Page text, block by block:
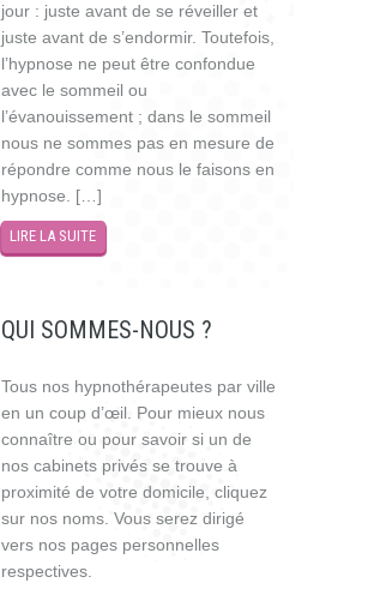
jour : juste avant de se réveiller et
juste avant de s’endormir. Toutefois,
l’hypnose ne peut être confondue
avec le sommeil ou
l’évanouissement ; dans le sommeil
nous ne sommes pas en mesure de
répondre comme nous le faisons en
hypnose. […]
LIRE LA SUITE
QUI SOMMES-NOUS ?
Tous nos hypnothérapeutes par ville
en un coup d’œil. Pour mieux nous
connaître ou pour savoir si un de
nos cabinets privés se trouve à
proximité de votre domicile, cliquez
sur nos noms. Vous serez dirigé
vers nos pages personnelles
respectives.